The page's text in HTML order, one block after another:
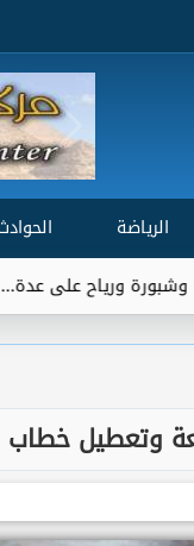
الرياضة
وتعطيل خطاب